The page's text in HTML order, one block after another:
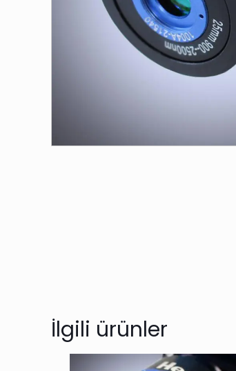
İlgili ürünler